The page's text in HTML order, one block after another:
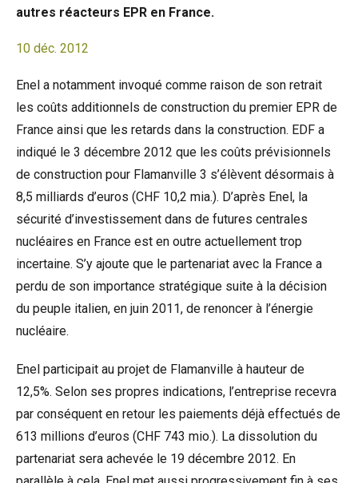
autres réacteurs EPR en France.
10 déc. 2012
Enel a notamment invoqué comme raison de son retrait
les coûts additionnels de construction du premier EPR de
France ainsi que les retards dans la construction. EDF a
indiqué le 3 décembre 2012 que les coûts prévisionnels
de construction pour Flamanville 3 s’élèvent désormais à
8,5 milliards d’euros (CHF 10,2 mia.). D’après Enel, la
sécurité d’investissement dans de futures centrales
nucléaires en France est en outre actuellement trop
incertaine. S’y ajoute que le partenariat avec la France a
perdu de son importance stratégique suite à la décision
du peuple italien, en juin 2011, de renoncer à l’énergie
nucléaire.
Enel participait au projet de Flamanville à hauteur de
12,5%. Selon ses propres indications, l’entreprise recevra
par conséquent en retour les paiements déjà effectués de
613 millions d’euros (CHF 743 mio.). La dissolution du
partenariat sera achevée le 19 décembre 2012. En